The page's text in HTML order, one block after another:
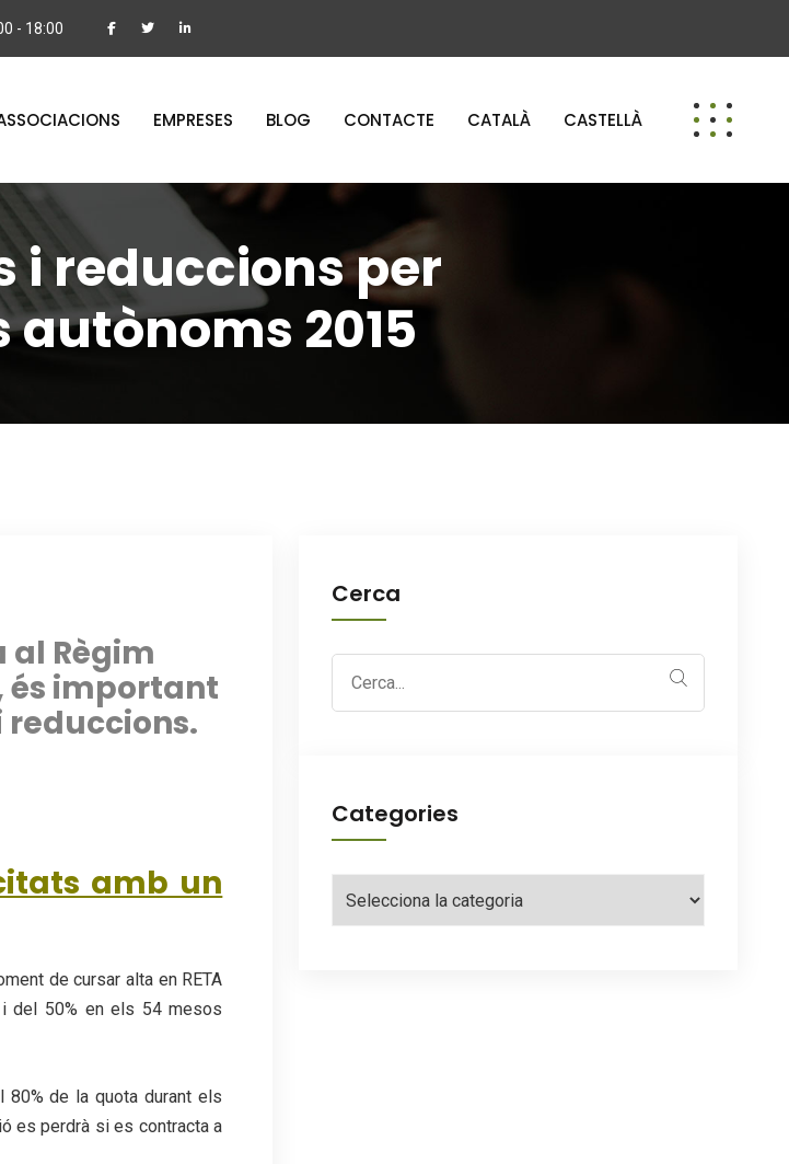
- 18:00
EMPRESES BLOG CONTACTE CATALÀ CASTELLÀ
i reduccions per
2015
al Règim
és important
amb un
de cursar alta en RETA
del 50% en els 54 mesos
80% de la quota durant els
es perdrà si es contracta a
Cerca
Categories